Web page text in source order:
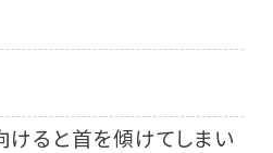
けると首を傾けてしまい